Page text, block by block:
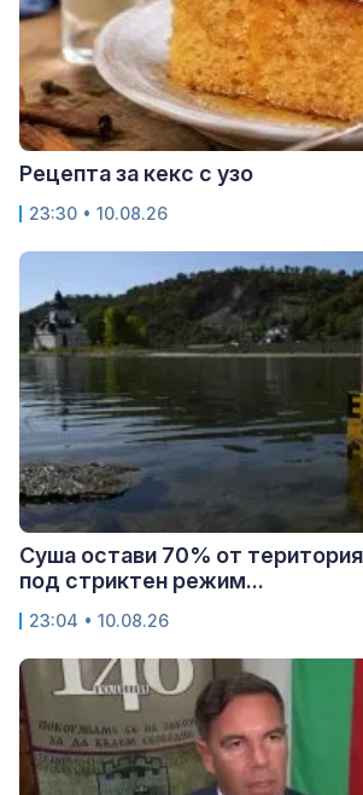
Рецепта за кекс с узо
23:30 • 10.08.26
Суша остави 70% от
под стриктен режим...
23:04 • 10.08.26